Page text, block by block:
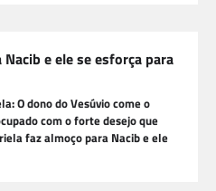
e ele se esforça para
O dono do Vesúvio come o
com o forte desejo que
faz almoço para Nacib e ele